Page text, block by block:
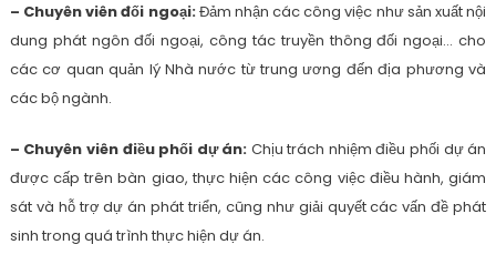
– Chuyên viên đối ngoại:Đảm nhận các công việc như sản xuất nội
dung phát ngôn đối ngoại, công tác truyền thông đối ngoại… cho
các cơ quan quản lý Nhà nước từ trung ương đến địa phương và
các bộ ngành.
– Chuyên viên điều phối dự án: Chịu trách nhiệm điều phối dự án
được cấp trên bàn giao, thực hiện các công việc điều hành, giám
sát và hỗ trợ dự án phát triển, cũng như giải quyết các vấn đề phát
sinh trong quá trình thực hiện dự án.